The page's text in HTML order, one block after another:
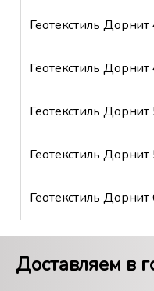
Геотекстиль
Геотекстиль
Геотекстиль
Геотекстиль
Геотекстиль
Доставляем в